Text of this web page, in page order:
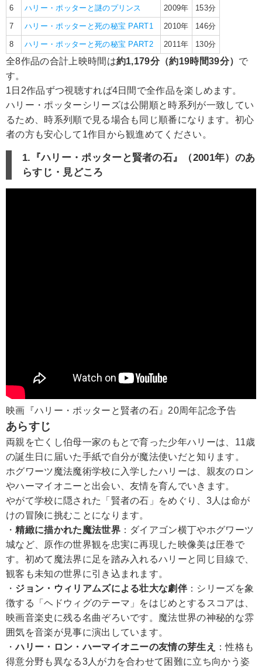
6 ハリー・ポッターと謎のプリンス 2009年 153分
7 ハリー・ポッターと死の秘宝 PART1 2010年 146分
8 ハリー・ポッターと死の秘宝 PART2 2011年 130分
全8作品の合計上映時間は約1,179分（約19時間39分） で
す。
1日2作品ずつ視聴すれば4日間で全作品を楽しめます。
ハリー・ポッターシリーズは公開順と時系列が一致してい
るため、時系列順で見る場合も同じ順番になります。初心
者の方も安心して1作目から観進めてください。
1.『ハリー・ポッターと賢者の石』（2001年）のあ
らすじ・見どころ
映画『ハリー・ポッターと賢者の石』20周年記念予告
あらすじ
両親を亡くし伯母一家のもとで育った少年ハリーは、11歳
の誕生日に届いた手紙で自分が魔法使いだと知ります。
ホグワーツ魔法魔術学校に入学したハリーは、親友のロン
やハーマイオニーと出会い、友情を育んでいきます。
やがて学校に隠された「賢者の石」をめぐり、3人は命が
けの冒険に挑むことになります。
・精緻に描かれた魔法世界：ダイアゴン横丁やホグワーツ
城など、原作の世界観を忠実に再現した映像美は圧巻で
す。初めて魔法界に足を踏み入れるハリーと同じ目線で、
観客も未知の世界に引き込まれます。
・ ジョン・ウィリアムズによる壮大な劇伴 ：シリーズを象
徴する「ヘドウィグのテーマ」をはじめとするスコアは、
映画音楽史に残る名曲ぞろいです。魔法世界の神秘的な雰
囲気を音楽が見事に演出しています。
・ハリー・ロン・ハーマイオニーの友情の芽生え
：性格も
得意分野も異なる3人が力を合わせて困難に立ち向かう姿